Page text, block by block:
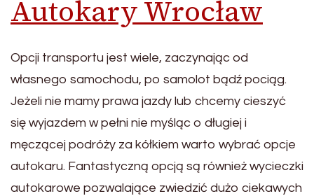
Autokary Wrocław
Opcji transportu jest wiele, zaczynając od
własnego samochodu, po samolot bądź pociąg.
Jeżeli nie mamy prawa jazdy lub chcemy cieszyć
się wyjazdem w pełni nie myśląc o długiej i
męczącej podróży za kółkiem warto wybrać opcje
autokaru. Fantastyczną opcją są również wycieczki
autokarowe pozwalające zwiedzić dużo ciekawych